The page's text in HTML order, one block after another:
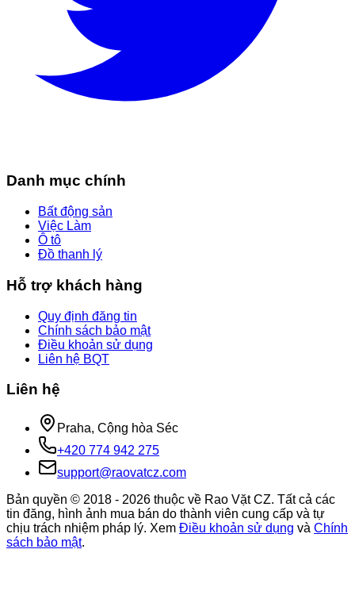
Danh mục chính
Bất động sản
Việc Làm
Ô tô
Đồ thanh lý
Hỗ trợ khách hàng
Quy định đăng tin
Chính sách bảo mật
Điều khoản sử dụng
Liên hệ BQT
Liên hệ
Praha, Cộng hòa Séc
+420 774 942 275
support@raovatcz.com
Bản quyền © 2018 - 2026 thuộc về Rao Vặt CZ. Tất cả các
tin đăng, hình ảnh mua bán do thành viên cung cấp và tự
chịu trách nhiệm pháp lý. Xem Điều khoản sử dụng và Chính
sách bảo mật.